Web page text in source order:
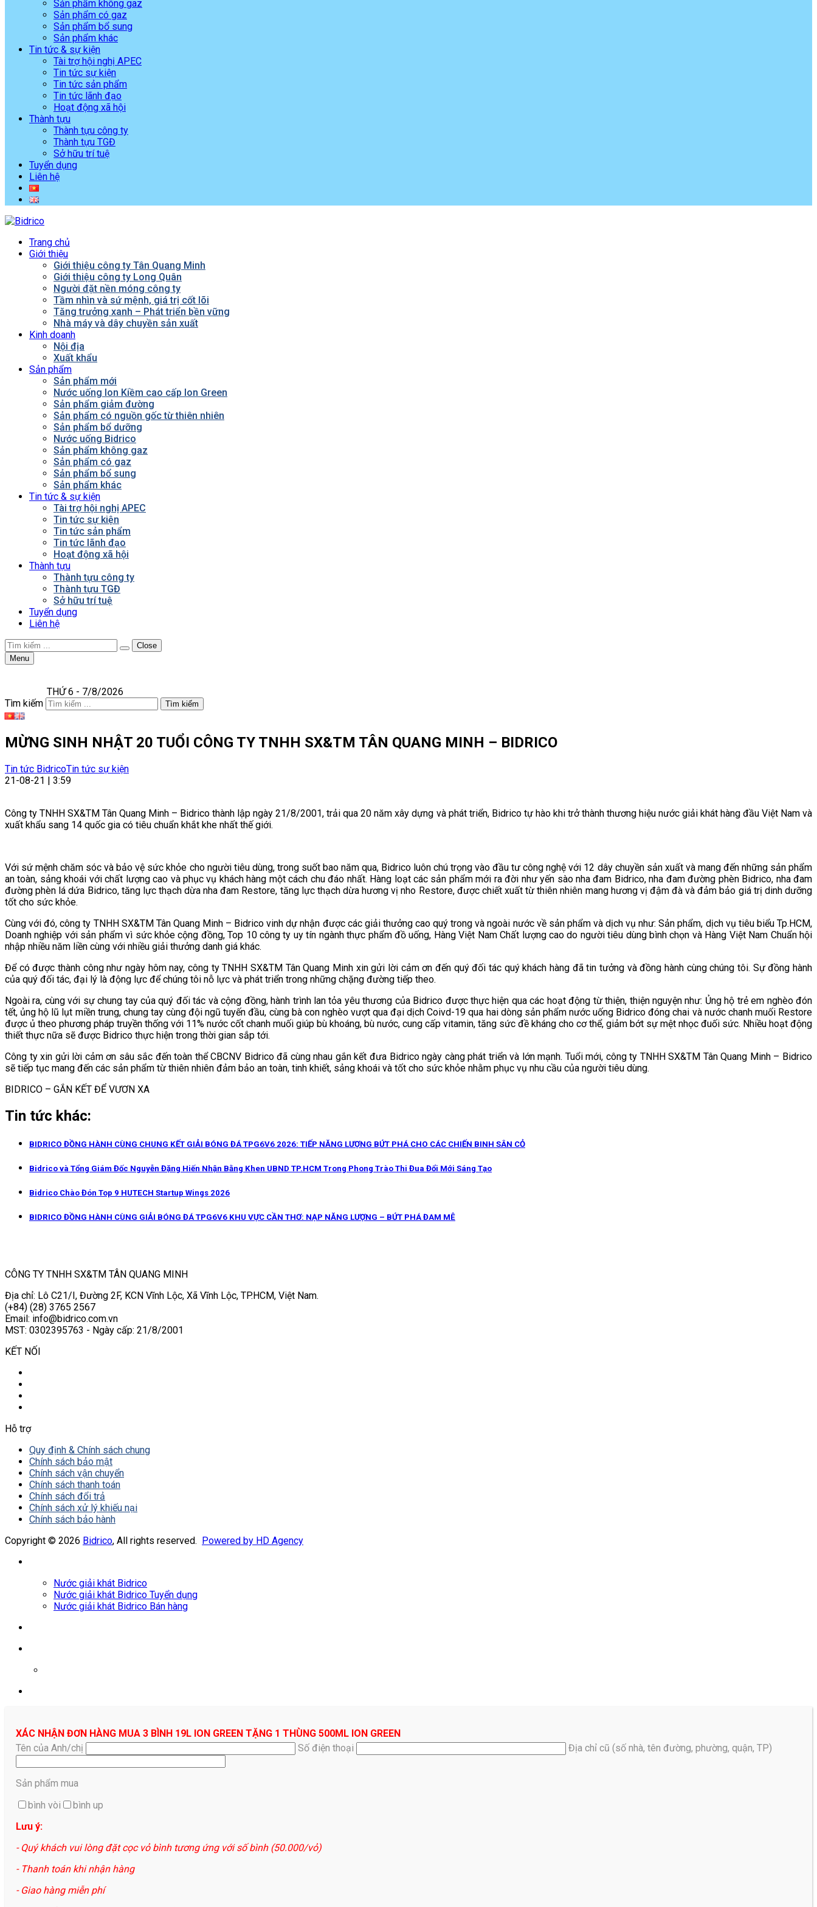
Sản phẩm không gaz
Sản phẩm có gaz
Sản phẩm bổ sung
Sản phẩm khác
Tin tức & sự kiện
Tài trợ hội nghị APEC
Tin tức sự kiện
Tin tức sản phẩm
Tin tức lãnh đạo
Hoạt động xã hội
Thành tựu
Thành tựu công ty
Thành tựu TGĐ
Sở hữu trí tuệ
Tuyển dụng
Liên hệ
Trang chủ
Giới thiệu
Giới thiệu công ty Tân Quang Minh
Giới thiệu công ty Long Quân
Người đặt nền móng công ty
Tầm nhìn và sứ mệnh, giá trị cốt lõi
Tăng trưởng xanh – Phát triển bền vững
Nhà máy và dây chuyền sản xuất
Kinh doanh
Nội địa
Xuất khẩu
Sản phẩm
Sản phẩm mới
Nước uống Ion Kiềm cao cấp Ion Green
Sản phẩm giảm đường
Sản phẩm có nguồn gốc từ thiên nhiên
Sản phẩm bổ dưỡng
Nước uống Bidrico
Sản phẩm không gaz
Sản phẩm có gaz
Sản phẩm bổ sung
Sản phẩm khác
Tin tức & sự kiện
Tài trợ hội nghị APEC
Tin tức sự kiện
Tin tức sản phẩm
Tin tức lãnh đạo
Hoạt động xã hội
Thành tựu
Thành tựu công ty
Thành tựu TGĐ
Sở hữu trí tuệ
Tuyển dụng
Liên hệ
Close
Menu
THỨ 6 - 7/8/2026
Tìm kiếm
Tìm kiếm
MỪNG SINH NHẬT 20 TUỔI CÔNG TY TNHH SX&TM TÂN QUANG MINH – BIDRICO
Tin tức BidricoTin tức sự kiện
21-08-21 | 3:59
Công ty TNHH SX&TM Tân Quang Minh – Bidrico thành lập ngày 21/8/2001, trải qua 20 năm xây dựng và phát triển, Bidrico tự hào khi trở thành thương hiệu nước giải khát hàng đầu Việt Nam và
xuất khẩu sang 14 quốc gia có tiêu chuẩn khắt khe nhất thế giới.
Với sứ mệnh chăm sóc và bảo vệ sức khỏe cho người tiêu dùng, trong suốt bao năm qua, Bidrico luôn chú trọng vào đầu tư công nghệ với 12 dây chuyền sản xuất và mang đến những sản phẩm
an toàn, sảng khoái với chất lượng cao và phục vụ khách hàng một cách chu đáo nhất. Hàng loạt các sản phẩm mới ra đời như yến sào nha đam Bidrico, nha đam đường phèn Bidrico, nha đam
đường phèn lá dứa Bidrico, tăng lực thạch dừa nha đam Restore, tăng lực thạch dừa hương vị nho Restore, được chiết xuất từ thiên nhiên mang hương vị đậm đà và đảm bảo giá trị dinh dưỡng
tốt cho sức khỏe.
Cùng với đó, công ty TNHH SX&TM Tân Quang Minh – Bidrico vinh dự nhận được các giải thưởng cao quý trong và ngoài nước về sản phẩm và dịch vụ như: Sản phẩm, dịch vụ tiêu biểu Tp.HCM,
Doanh nghiệp với sản phẩm vì sức khỏe cộng đồng, Top 10 công ty uy tín ngành thực phẩm đồ uống, Hàng Việt Nam Chất lượng cao do người tiêu dùng bình chọn và Hàng Việt Nam Chuẩn hội
nhập nhiều năm liền cùng với nhiều giải thưởng danh giá khác.
Để có được thành công như ngày hôm nay, công ty TNHH SX&TM Tân Quang Minh xin gửi lời cảm ơn đến quý đối tác quý khách hàng đã tin tưởng và đồng hành cùng chúng tôi. Sự đồng hành
của quý đối tác, đại lý là động lực để chúng tôi nỗ lực và phát triển trong những chặng đường tiếp theo.
Ngoài ra, cùng với sự chung tay của quý đối tác và cộng đồng, hành trình lan tỏa yêu thương của Bidrico được thực hiện qua các hoạt động từ thiện, thiện nguyện như: Ủng hộ trẻ em nghèo đón
tết, ủng hộ lũ lụt miền trung, chung tay cùng đội ngũ tuyến đầu, cùng bà con nghèo vượt qua đại dịch Coivd-19 qua hai dòng sản phẩm nước uống Bidrico đóng chai và nước chanh muối Restore
được ủ theo phương pháp truyền thống với 11% nước cốt chanh muối giúp bù khoáng, bù nước, cung cấp vitamin, tăng sức đề kháng cho cơ thể, giảm bớt sự mệt nhọc đuối sức. Nhiều hoạt động
thiết thực nữa sẽ được Bidrico thực hiện trong thời gian sắp tới.
Công ty xin gửi lời cảm ơn sâu sắc đến toàn thể CBCNV Bidrico đã cùng nhau gắn kết đưa Bidrico ngày càng phát triển và lớn mạnh. Tuổi mới, công ty TNHH SX&TM Tân Quang Minh – Bidrico
sẽ tiếp tục mang đến các sản phẩm từ thiên nhiên đảm bảo an toàn, tinh khiết, sảng khoái và tốt cho sức khỏe nhằm phục vụ nhu cầu của người tiêu dùng.
BIDRICO – GẮN KẾT ĐỂ VƯƠN XA
Tin tức khác:
BIDRICO ĐỒNG HÀNH CÙNG CHUNG KẾT GIẢI BÓNG ĐÁ TPG6V6 2026: TIẾP NĂNG LƯỢNG BỨT PHÁ CHO CÁC CHIẾN BINH SÂN CỎ
Bidrico và Tổng Giám Đốc Nguyễn Đặng Hiến Nhận Bằng Khen UBND TP.HCM Trong Phong Trào Thi Đua Đổi Mới Sáng Tạo
Bidrico Chào Đón Top 9 HUTECH Startup Wings 2026
BIDRICO ĐỒNG HÀNH CÙNG GIẢI BÓNG ĐÁ TPG6V6 KHU VỰC CẦN THƠ: NẠP NĂNG LƯỢNG – BỨT PHÁ ĐAM MÊ
CÔNG TY TNHH SX&TM TÂN QUANG MINH
Địa chỉ: Lô C21/I, Đường 2F, KCN Vĩnh Lộc, Xã Vĩnh Lộc, TP.HCM, Việt Nam.
(+84) (28) 3765 2567
Email: info@bidrico.com.vn
MST: 0302395763 - Ngày cấp: 21/8/2001
KẾT NỐI
Hỗ trợ
Quy định & Chính sách chung
Chính sách bảo mật
Chính sách vận chuyển
Chính sách thanh toán
Chính sách đổi trả
Chính sách xử lý khiếu nại
Chính sách bảo hành
Copyright © 2026 Bidrico, All rights reserved. Powered by HD Agency
Nước giải khát Bidrico
Nước giải khát Bidrico Tuyển dụng
Nước giải khát Bidrico Bán hàng
XÁC NHẬN ĐƠN HÀNG MUA 3 BÌNH 19L ION GREEN TẶNG 1 THÙNG 500ML ION GREEN
Tên của Anh/chị
Số điện thoại Địa chỉ cũ (số nhà, tên đường, phường, quận, TP)
Sản phẩm mua
bình vòi
bình up
Lưu ý:
- Quý khách vui lòng đặt cọc vỏ bình tương ứng với số bình (50.000/vỏ)
- Thanh toán khi nhận hàng
- Giao hàng miễn phí